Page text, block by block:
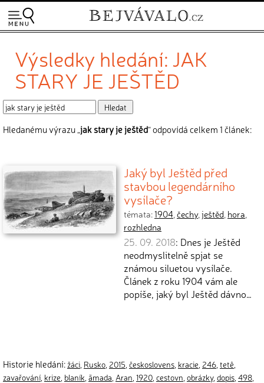
Výsledky hledání: JAK
STARY JE JEŠTĚD
Hledanému výrazu „jak stary je ještěd“ odpovídá celkem 1 článek:
Jaký byl Ještěd před
stavbou legendárního
vysílače?
témata:1904,čechy,ještěd, hora,
rozhledna
25. 09. 2018: Dnes je Ještěd
neodmyslitelně spjat se
známou siluetou vysílače.
Článek z roku 1904 vám ale
popíše, jaký byl Ještěd dávno…
Historie hledání:žáci Rusko 2015 českoslovens kracie 246 tetê
zavařování krize blaník ãmada Aran 1920 cestovn obrázky, dopis 498